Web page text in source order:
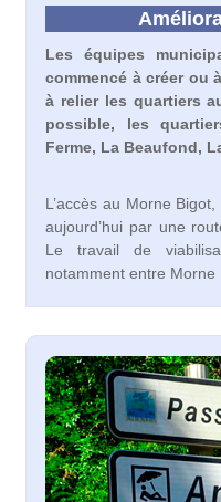
Les équipes
commencé à créer ou
à relier les quartiers
possible, les
Ferme, La Beaufond,
L’accès au Morne
aujourd’hui par une
Le travail de
notamment entre Morne